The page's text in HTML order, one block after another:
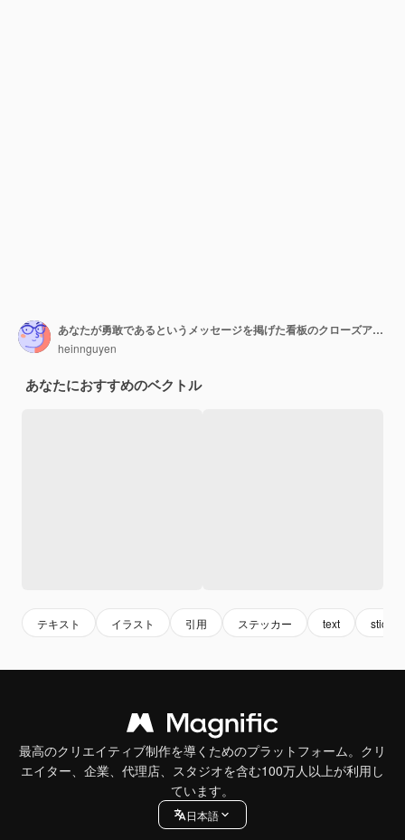
あなたが勇敢であるというメッセージを掲げた看板のクローズアップ
heinnguyen
あなたにおすすめのベクトル
テキスト イラスト 引用 ステッカー text sticker
最高のクリエイティブ制作を導くためのプラットフォーム。クリ
エイター、企業、代理店、スタジオを含む100万人以上が利用し
ています。
日本語